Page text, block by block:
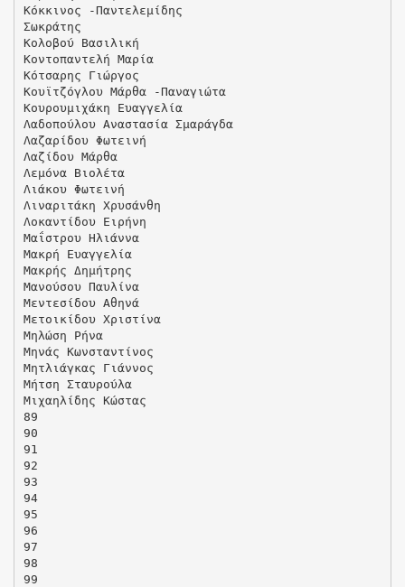
Κόκκινος -Παντελεμίδης
Σωκράτης
Κολοβού Βασιλική
Κοντοπαντελή Μαρία
Κότσαρης Γιώργος
Κουϊτζόγλου Μάρθα -Παναγιώτα
Κουρουμιχάκη Ευαγγελία
Λαδοπούλου Αναστασία Σμαράγδα
Λαζαρίδου Φωτεινή
Λαζίδου Μάρθα
Λεμόνα Βιολέτα
Λιάκου Φωτεινή
Λιναριτάκη Χρυσάνθη
Λοκαντίδου Ειρήνη
Μαΐστρου Ηλιάννα
Μακρή Ευαγγελία
Μακρής Δημήτρης
Μανούσου Παυλίνα
Μεντεσίδου Αθηνά
Μετοικίδου Χριστίνα
Μηλώση Ρήνα
Μηνάς Κωνσταντίνος
Μητλιάγκας Γιάννος
Μήτση Σταυρούλα
Μιχαηλίδης Κώστας
89
90
91
92
93
94
95
96
97
98
99